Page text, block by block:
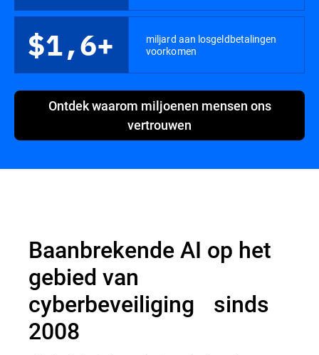
$1,6+
miljard aan losgeldbetalingen
voorkomen
Ontdek waarom miljoenen mensen ons
vertrouwen
Baanbrekende AI op het
gebied van
cyberbeveiliging sinds
2008